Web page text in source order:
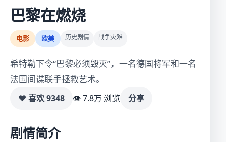
巴黎在燃烧
电影 欧美 历史剧情 战争灾难
希特勒下令“巴黎必须毁灭”，一名德国将军和一名
法国间谍联手拯救艺术。
♥ 喜欢9348 👁 7.8万 浏览 分享
剧情简介